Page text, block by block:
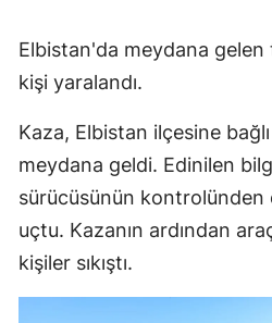
Elbistan'da meydana gelen
kişi yaralandı.
Kaza, Elbistan ilçesine
meydana geldi. Edinilen
sürücüsünün kontrolünden
uçtu. Kazanın ardından
kişiler sıkıştı.